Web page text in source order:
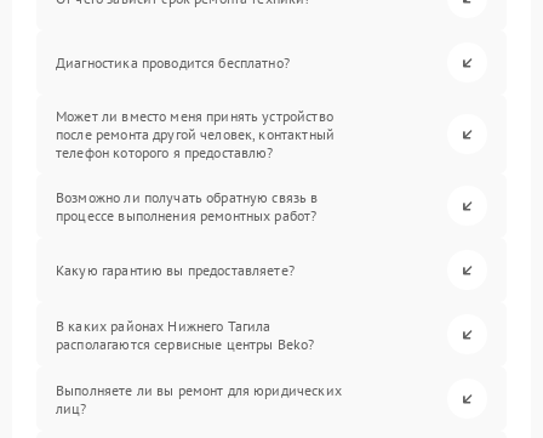
Диагностика проводится бесплатно?
Может ли вместо меня принять устройство
после ремонта другой человек, контактный
телефон которого я предоставлю?
Возможно ли получать обратную связь в
процессе выполнения ремонтных работ?
Какую гарантию вы предоставляете?
В каких районах Нижнего Тагила
располагаются сервисные центры Beko?
Выполняете ли вы ремонт для юридических
лиц?